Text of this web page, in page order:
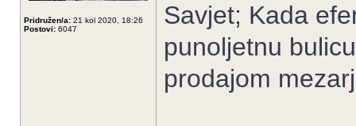
Pridružen/a: 21 kol 2020, 18:26
Postovi: 6047
Savjet; Kada
punoljetnu
prodajom